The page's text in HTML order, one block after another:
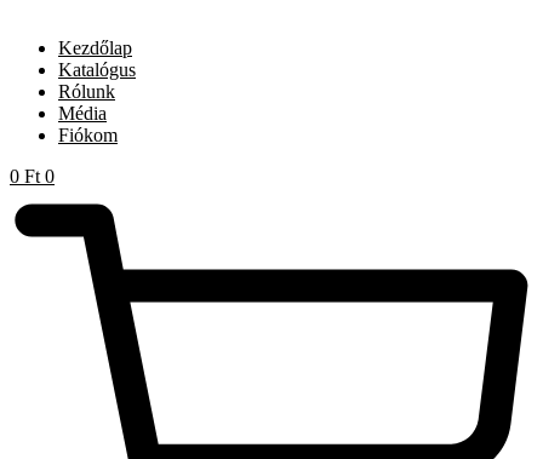
Kezdőlap
Katalógus
Rólunk
Média
Fiókom
0 Ft 0